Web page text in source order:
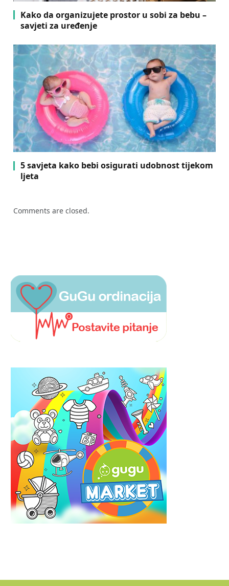
Kako da organizujete prostor u sobi za bebu –
savjeti za uređenje
5 savjeta kako bebi osigurati udobnost tijekom
ljeta
Comments are closed.